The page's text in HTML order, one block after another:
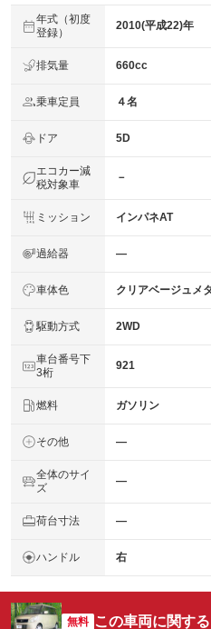
年式（初度
登録）
2010(平成22)年
排気量 660cc
乗車定員 ４名
ドア 5D
エコカー減
税対象車
－
ミッション インパネAT
過給器 ―
車体色 クリアベージュメ
駆動方式 2WD
車台番号下
3桁
921
燃料 ガソリン
その他 ―
全体のサイ
ズ
―
荷台寸法 ―
ハンドル 右
無料 この車両に関す